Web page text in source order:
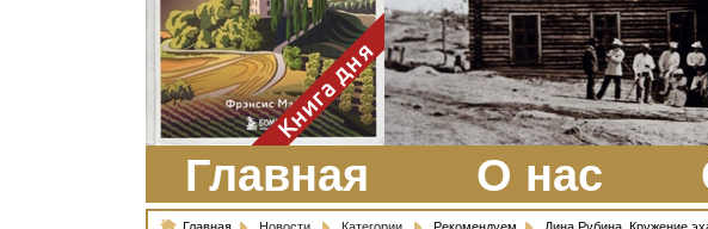
смысл моей матери -
умение наслаждаться
настоящим и не спешить, -
что даже нашлось время
отполировать до блеска
оконное стекло.
ЗаказатьКнига дня
Главная О нас